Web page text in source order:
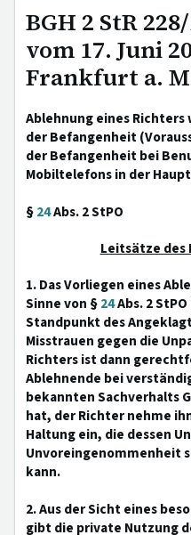
BGH 2 StR
vom 17. Juni
Frankfurt a.
Ablehnung eines Richters
der Befangenheit
der Befangenheit bei
Mobiltelefons in der
§24Abs. 2 StPO
Leitsätze des
1. Das Vorliegen eines
Sinne von §24Abs. 2
Standpunkt des
Misstrauen gegen die
Richters ist dann
Ablehnende bei
bekannten Sachverhalts
hat, der Richter nehme
Haltung ein, die dessen
Unvoreingenommenheit
kann.
2. Aus der Sicht eines
gibt die private Nutzung